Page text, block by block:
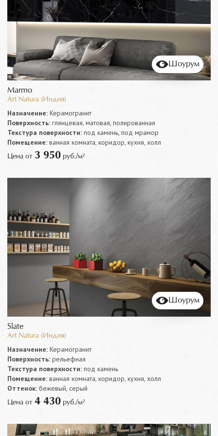
Шоурум
Marmo
Art Natura (Индия)
Назначение: Керамогранит
Поверхность: глянцевая, матовая, полированная
Текстура поверхности: под камень, под мрамор
Помещение: ванная комната, коридор, кухня, холл
Цена от 3 950 руб./м²
Шоурум
Slate
Art Natura (Индия)
Назначение: Керамогранит
Поверхность: рельефная
Текстура поверхности: под камень
Помещение: ванная комната, коридор, кухня, холл
Оттенок: бежевый, серый
Цена от 4 430 руб./м²